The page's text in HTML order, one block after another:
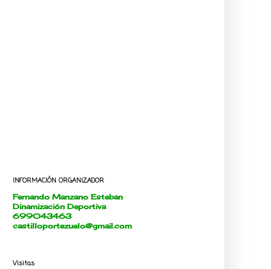
INFORMACIÓN ORGANIZADOR
Fernando Manzano Esteban
Dinamización Deportiva
699043463
castilloportezuelo@gmail.com
Visitas